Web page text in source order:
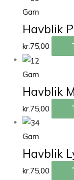
Garn
Havblik
kr.75,00
Garn
Havblik
kr. 75,00
Garn
Havblik
kr.75,00